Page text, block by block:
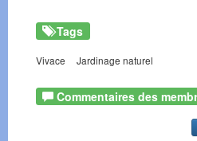
Tags
Vivace Jardinage naturel
Commentaires des